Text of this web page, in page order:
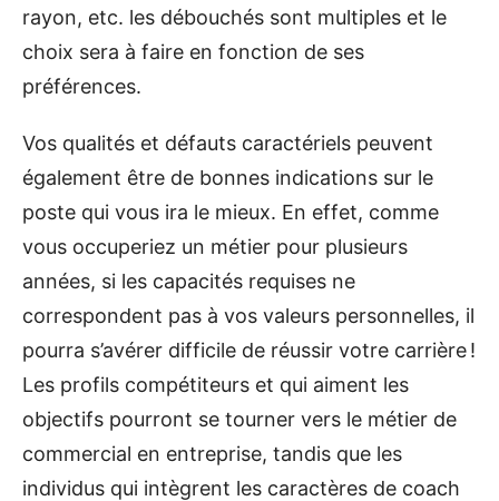
rayon, etc. les débouchés sont multiples et le
choix sera à faire en fonction de ses
préférences.
Vos qualités et défauts caractériels peuvent
également être de bonnes indications sur le
poste qui vous ira le mieux. En effet, comme
vous occuperiez un métier pour plusieurs
années, si les capacités requises ne
correspondent pas à vos valeurs personnelles, il
pourra s’avérer difficile de réussir votre carrière !
Les profils compétiteurs et qui aiment les
objectifs pourront se tourner vers le métier de
commercial en entreprise, tandis que les
individus qui intègrent les caractères de coach